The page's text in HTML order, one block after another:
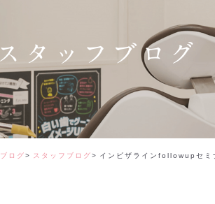
矯正治療
ホワイトニ
デンタルコ
スタッフブログ
ブログ スタッフブログ インビザラインfollowupセミ